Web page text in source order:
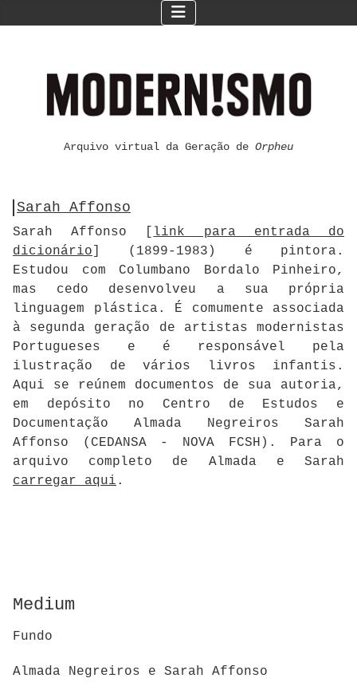
Arquivo virtual da Geração de Orpheu
Sarah Affonso
Sarah Affonso [ link para entrada do
dicionário ] (1899-1983) é pintora.
Estudou com Columbano Bordalo Pinheiro,
mas cedo desenvolveu a sua própria
linguagem plástica. É comumente associada
à segunda geração de artistas modernistas
Portugueses e é responsável pela
ilustração de vários livros infantis.
Aqui se reúnem documentos de sua autoria,
em depósito no Centro de Estudos e
Documentação Almada Negreiros Sarah
Affonso (CEDANSA - NOVA FCSH). Para o
arquivo completo de Almada e Sarah
carregar aqui .
Medium
Fundo
Almada Negreiros e Sarah Affonso